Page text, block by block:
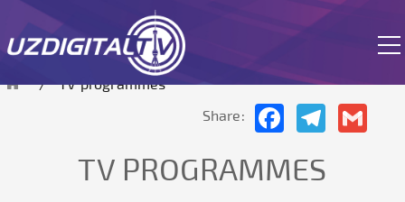
The site is currently in test mode.
TV programmes
Share:
FacebookTelegram
TV PROGRAMMES